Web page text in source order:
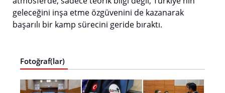
geleceğini inşa etme özgüvenini de kazanarak
başarılı bir kamp sürecini geride bıraktı.
Fotoğraf(lar)